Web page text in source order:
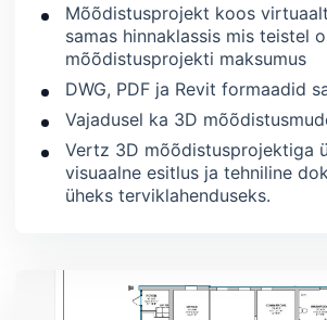
Mõõdistusprojekt koos
samas hinnaklassis mis teistel
mõõdistusprojekti maksumus
DWG, PDF ja Revit formaadid
Vajadusel ka 3D
Vertz 3D mõõdistusprojektiga
visuaalne esitlus ja tehniline
üheks terviklahenduseks.